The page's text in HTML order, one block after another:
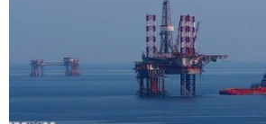
(Ảnh minh họa: TTXVN)
Theo Thông tư số 18/2021/TT-
Giáo dục và Đào tạo ban hành
sinh và đào tạo trình độ tiến sỹ